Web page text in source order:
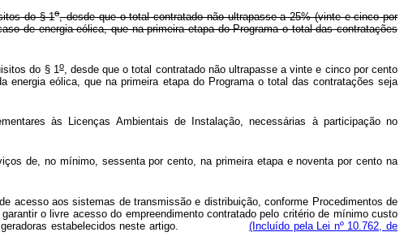
do § 1o, desde que o total contratado não ultrapasse a 25% (vinte e cinco por
de energia eólica, que na primeira etapa do Programa o total das contratações
do § 1o, desde que o total contratado não ultrapasse a vinte e cinco por cento
energia eólica, que na primeira etapa do Programa o total das contratações seja
às Licenças Ambientais de Instalação, necessárias à participação no
de, no mínimo, sessenta por cento, na primeira etapa e noventa por cento na
acesso aos sistemas de transmissão e distribuição, conforme Procedimentos de
o livre acesso do empreendimento contratado pelo critério de mínimo custo
centrais geradoras estabelecidos neste artigo.(Incluído pela Lei nº 10.762, de